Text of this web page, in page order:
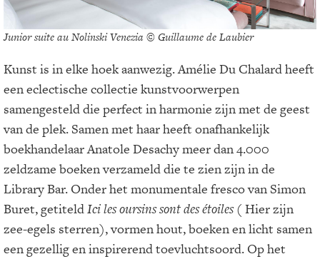
Junior suite au Nolinski Venezia © Guillaume de Laubier
Kunst is in elke hoek aanwezig. Amélie Du Chalard heeft
een eclectische collectie kunstvoorwerpen
samengesteld die perfect in harmonie zijn met de geest
van de plek. Samen met haar heeft onafhankelijk
boekhandelaar Anatole Desachy meer dan 4.000
zeldzame boeken verzameld die te zien zijn in de
Library Bar. Onder het monumentale fresco van Simon
Buret, getiteldIci les oursins sont des étoiles ( Hier zijn
zee-egels sterren), vormen hout, boeken en licht samen
een gezellig en inspirerend toevluchtsoord. Op het